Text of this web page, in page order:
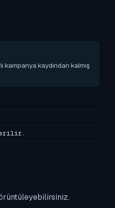
kampanya kaydından kalmış